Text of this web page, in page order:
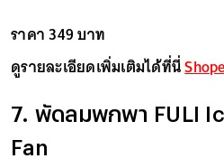
ราคา 349 บาท
ดูรายละเอียดเพิ่มเติมได้ที่นี่
7. พัดลมพกพา FULI
Fan